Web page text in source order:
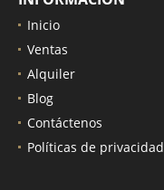
Inicio
Ventas
Alquiler
Blog
Contáctenos
Políticas de privacidad